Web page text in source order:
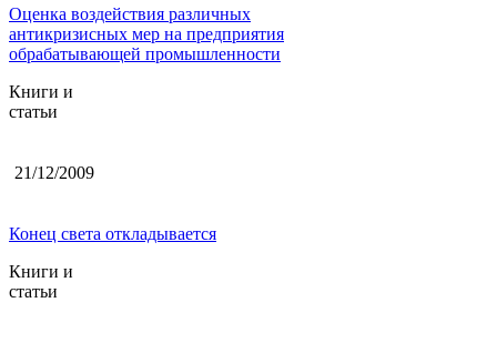
Оценка воздействия различных
антикризисных мер на предприятия
обрабатывающей промышленности
Книги и
статьи
21/12/2009
Конец света откладывается
Книги и
статьи